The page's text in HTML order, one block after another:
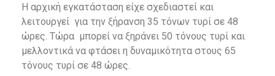
Η αρχική εγκατάσταση είχε σχεδιαστεί και
λειτουργεί για την ξήρανση 35 τόνων τυρί σε 48
ώρες. Τώρα μπορεί να ξηράνει 50 τόνους τυρί και
μελλοντικά να φτάσει η δυναμικότητα στους 65
τόνους τυρί σε 48 ώρες.